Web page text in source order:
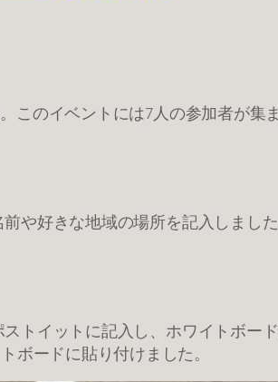
このイベントには7人の参加者が集
や好きな地域の場所を記入しまし
トイットに記入し、ホワイトボー
ボードに貼り付けました。